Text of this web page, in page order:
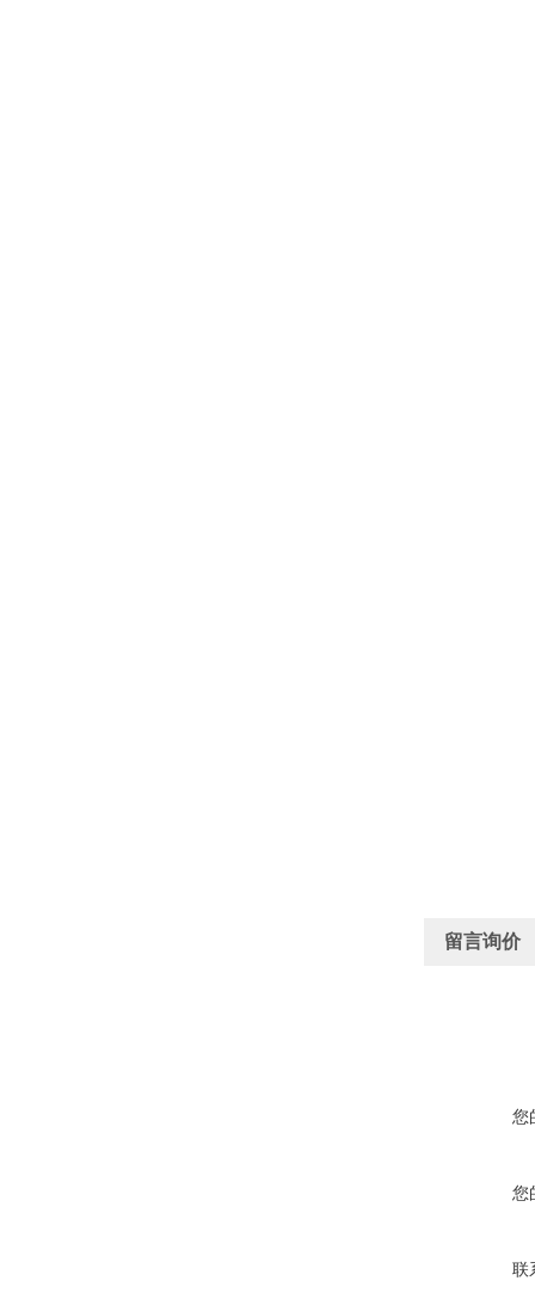
留言询价
您
您
联